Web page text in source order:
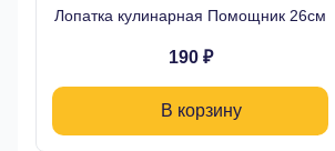
Лопатка кулинарная Помощник 26см
190 ₽
В корзину